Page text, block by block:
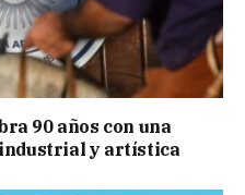
90 años con una
y artística